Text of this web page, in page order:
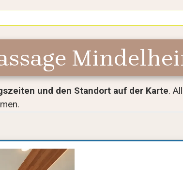
und den Standort auf der Karte.